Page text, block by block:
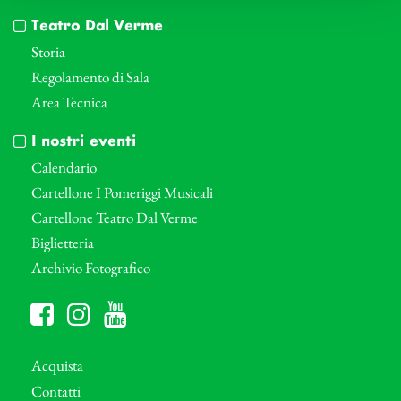
Teatro Dal Verme
Storia
Regolamento di Sala
Area Tecnica
I nostri eventi
Calendario
Cartellone I Pomeriggi Musicali
Cartellone Teatro Dal Verme
Biglietteria
Archivio Fotografico
Acquista
Contatti